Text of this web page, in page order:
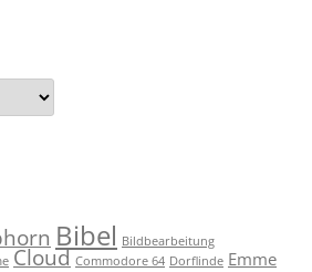
Bibel Bildbearbeitung
Cloud Commodore 64 Dorflinde Emme